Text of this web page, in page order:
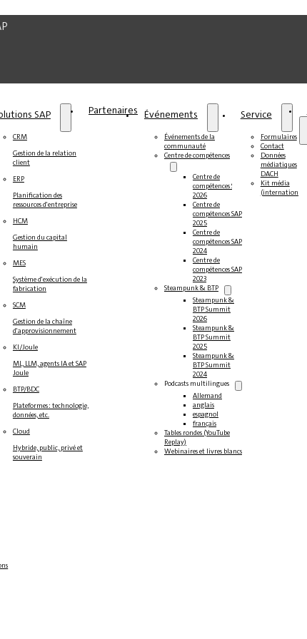
SAP
CRM
Gestion de la relation
client
ERP
Planification des
ressources d'entreprise
HCM
Gestion du capital
humain
MES
Système d'exécution de la
fabrication
SCM
Gestion de la chaîne
d'approvisionnement
KI/Joule
ML, LLM, agents IA et SAP
Joule
BTP/BDC
Plateformes : technologie,
données, etc.
Cloud
Hybride, public, privé et
souverain
Partenaires Événements
Événements de la
communauté
Centre de compétences
Centre de
compétences SAP
2026
Centre de
compétences SAP
2025
Centre de
compétences SAP
2024
Centre de
compétences SAP
2023
Steampunk & BTP
Steampunk &
BTP Summit
2026
Steampunk &
BTP Summit
2025
Steampunk &
BTP Summit
2024
Podcasts multilingues
Allemand
anglais
espagnol
français
Tables rondes (YouTube
Replay)
Webinaires et livres blancs
Service
Formulaires
Contact
Données
médiatiques
DACH
Kit média
(international)